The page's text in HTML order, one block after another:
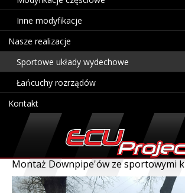
Inne modyfikacje
Nasze realizacje
Sportowe układy wydechowe
Łańcuchy rozrządów
Kontakt
Montaż Downpipe'ów ze sportowymi